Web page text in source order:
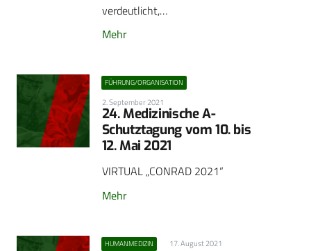
verdeutlicht,…
Mehr
FÜHRUNG/ORGANISATION
2. September 2021
24. Medizinische A-
Schutztagung vom 10. bis
12. Mai 2021
VIRTUAL „CONRAD 2021“
Mehr
HUMANMEDIZIN 17. August 2021